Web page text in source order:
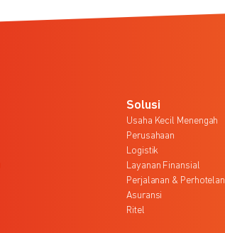
Solusi
Usaha Kecil Menengah
Perusahaan
Logistik
Layanan Finansial
Perjalanan & Perhotelan
Asuransi
Ritel